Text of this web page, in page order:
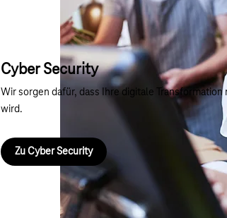
Cyber Security
Wir sorgen dafür, dass Ihre digitale
wird.
Zu Cyber Security